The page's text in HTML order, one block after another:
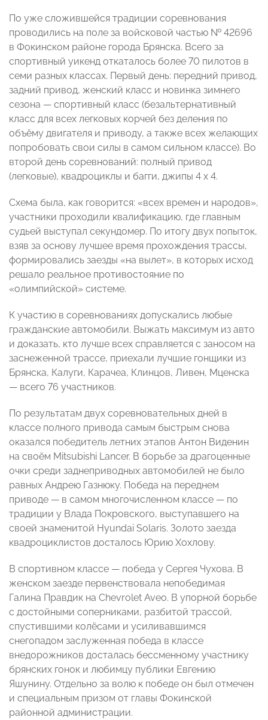
По уже сложившейся традиции соревнования
проводились на поле за войсковой частью № 42696
в Фокинском районе города Брянска. Всего за
спортивный уикенд откаталось более 70 пилотов в
семи разных классах. Первый день: передний привод,
задний привод, женский класс и новинка зимнего
сезона — спортивный класс (безальтернативный
класс для всех легковых корчей без деления по
объёму двигателя и приводу, а также всех желающих
попробовать свои силы в самом сильном классе). Во
второй день соревнований: полный привод
(легковые), квадроциклы и багги, джипы 4 х 4.
Схема была, как говорится: «всех времен и народов»,
участники проходили квалификацию, где главным
судьей выступал секундомер. По итогу двух попыток,
взяв за основу лучшее время прохождения трассы,
формировались заезды «на вылет», в которых исход
решало реальное противостояние по
«олимпийской» системе.
К участию в соревнованиях допускались любые
гражданские автомобили. Выжать максимум из авто
и доказать, кто лучше всех справляется с заносом на
заснеженной трассе, приехали лучшие гонщики из
Брянска, Калуги, Карачеа, Клинцов, Ливен, Мценска
— всего 76 участников.
По результатам двух соревновательных дней в
классе полного привода самым быстрым снова
оказался победитель летних этапов Антон Виденин
на своём Mitsubishi Lancer. В борьбе за драгоценные
очки среди заднеприводных автомобилей не было
равных Андрею Газнюку. Победа на переднем
приводе — в самом многочисленном классе — по
традиции у Влада Покровского, выступавшего на
своей знаменитой Hyundai Solaris. Золото заезда
квадроциклистов досталось Юрию Хохлову.
В спортивном классе — победа у Сергея Чухова. В
женском заезде первенствовала непобедимая
Галина Правдик на Chevrolet Aveo. В упорной борьбе
с достойными соперниками, разбитой трассой,
спустившими колёсами и усиливавшимся
снегопадом заслуженная победа в классе
внедорожников досталась бессменному участнику
брянских гонок и любимцу публики Евгению
Яшунину. Отдельно за волю к победе он был отмечен
и специальным призом от главы Фокинской
районной администрации.